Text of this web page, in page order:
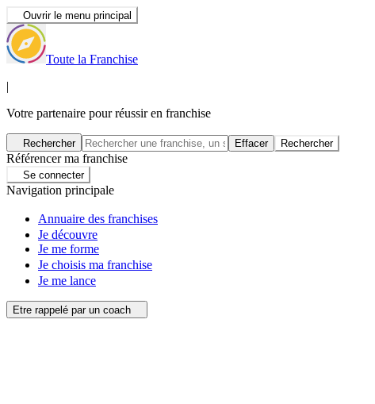
Ouvrir le menu principal
Toute la Franchise
|
Votre partenaire pour réussir en franchise
Rechercher Effacer Rechercher
Référencer ma franchise
Se connecter
Navigation principale
Annuaire des franchises
Je découvre
Je me forme
Je choisis ma franchise
Je me lance
Etre rappelé par un coach